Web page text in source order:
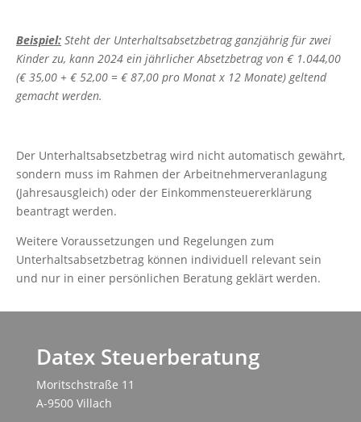
Beispiel: Steht der Unterhaltsabsetzbetrag ganzjährig für zwei
Kinder zu, kann 2024 ein jährlicher Absetzbetrag von € 1.044,00
(€ 35,00 + € 52,00 = € 87,00 pro Monat x 12 Monate) geltend
gemacht werden.
Der Unterhaltsabsetzbetrag wird nicht automatisch gewährt,
sondern muss im Rahmen der Arbeitnehmerveranlagung
(Jahresausgleich) oder der Einkommensteuererklärung
beantragt werden.
Weitere Voraussetzungen und Regelungen zum
Unterhaltsabsetzbetrag können individuell relevant sein
und nur in einer persönlichen Beratung geklärt werden.
Datex Steuerberatung
Moritschstraße 11
A-9500 Villach